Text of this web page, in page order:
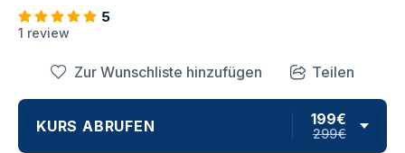
5
1 review
Zur Wunschliste hinzufügen Teilen
KURS ABRUFEN 199€
299€